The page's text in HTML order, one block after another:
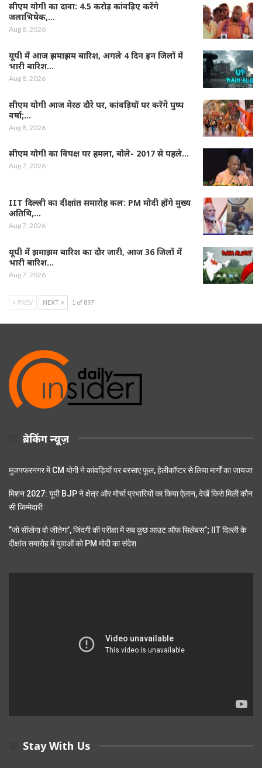
सीएम योगी का दावा: 4.5 करोड़ कांवड़िए करेंगे
जलाभिषेक,…
Aug 8, 2026
यूपी में आज झमाझम बारिश, अगले 4 दिन इन जिलों में
भारी बारिश…
Aug 8, 2026
सीएम योगी आज मेरठ दौरे पर, कांवड़ियों पर करेंगे पुष्प
वर्षा;…
Aug 8, 2026
सीएम योगी का विपक्ष पर हमला, बोले- 2017 से पहले…
Aug 7, 2026
IIT दिल्ली का दीक्षांत समारोह कल: PM मोदी होंगे मुख्य
अतिथि,…
Aug 7, 2026
यूपी में झमाझम बारिश का दौर जारी, आज 36 जिलों में
भारी बारिश…
Aug 7, 2026
PREV NEXT 1 of 897
ब्रेकिंग न्यूज़
मुजफ्फरनगर में CM योगी ने कांवड़ियों पर बरसाए फूल, हेलीकॉप्टर से लिया मार्गों का जायजा
मिशन 2027: यूपी BJP ने क्षेत्र और मोर्चा प्रभारियों का किया ऐलान, देखें किसे मिली कौन
सी जिम्मेदारी
”जो सीखेगा वो जीतेगा’, जिंदगी की परीक्षा में सब कुछ आउट ऑफ सिलेबस”; IIT दिल्ली के
दीक्षांत समारोह में युवाओं को PM मोदी का संदेश
Stay With Us